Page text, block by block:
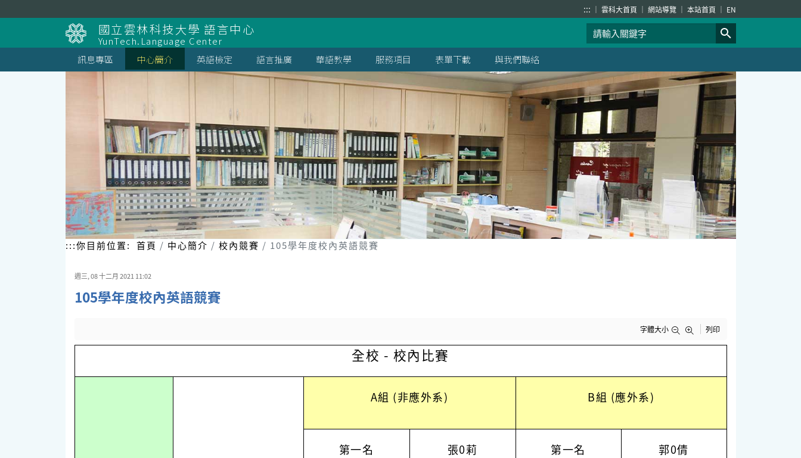
到
::: 雲科大首頁 網站導覽 本站首頁 EN
國立雲林科技大學 語言中心
YunTech.Language Center
訊息專區
中心簡介 英語檢定 語言推廣 華語教學 服務項目 表單下載 與我們聯絡
:::你目前位置: 首頁 中心簡介 校內競賽 105學年度校內英語競賽
週三, 08 十二月 2021 11:02
105學年度校內英語競賽
字體大小 列印
全校 - 校內比賽
A組 (非應外系) B組 (應外系)
第一名 張0莉 第一名 郭0倩